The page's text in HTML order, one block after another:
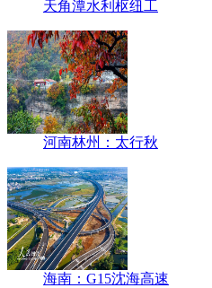
天角潭水利枢纽工
河南林州：太行秋
海南：G15沈海高速